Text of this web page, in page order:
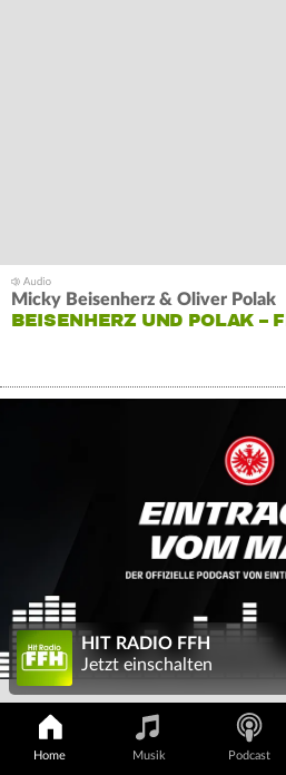
Micky Beisenherz & Oliver Polak
BEISENHERZ UND POLAK –
Home Musik Podcast
HIT RADIO FFH
Jetzt einschalten